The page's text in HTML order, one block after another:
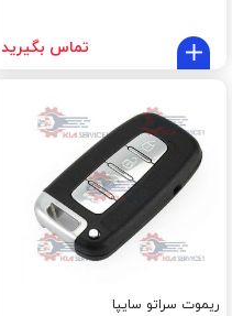
تماس بگیرید
ریموت سراتو سایپا